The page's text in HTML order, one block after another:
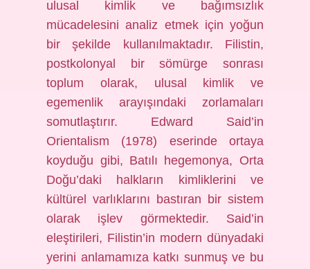
ulusal kimlik ve bağımsızlık
mücadelesini analiz etmek için yoğun
bir şekilde kullanılmaktadır. Filistin,
postkolonyal bir sömürge sonrası
toplum olarak, ulusal kimlik ve
egemenlik arayışındaki zorlamaları
somutlaştırır. Edward Said’in
Orientalism (1978) eserinde ortaya
koyduğu gibi, Batılı hegemonya, Orta
Doğu’daki halkların kimliklerini ve
kültürel varlıklarını bastıran bir sistem
olarak işlev görmektedir. Said’in
eleştirileri, Filistin’in modern dünyadaki
yerini anlamamıza katkı sunmuş ve bu